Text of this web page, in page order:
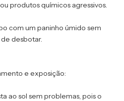
produtos químicos agressivos.
com um paninho úmido sem
desbotar.
e exposição:
ao sol sem problemas, pois o